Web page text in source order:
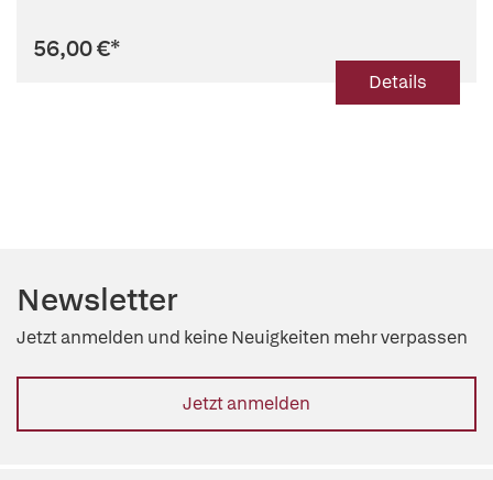
56,00 €*
Details
Newsletter
Jetzt anmelden und keine Neuigkeiten mehr verpassen
Jetzt anmelden